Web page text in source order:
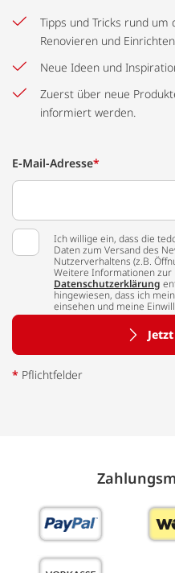
Tipps und Tricks rund um
Renovieren und
Neue Ideen und
Zuerst über neue
informiert werden.
E-Mail-Adresse*
Ich willige ein, dass die
Daten zum Versand des
Nutzerverhaltens (z.B.
Weitere Informationen zur
Datenschutzerklärung
hingewiesen, dass ich
einsehen und meine
* Pflichtfelder